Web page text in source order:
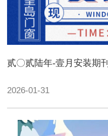
贰〇贰陆年-壹月安装期刊
2026-01-31